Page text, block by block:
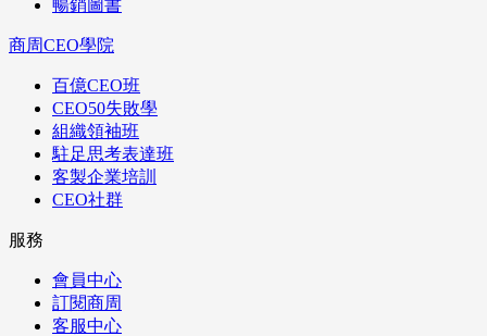
暢銷圖書
商周CEO學院
百億CEO班
CEO50失敗學
組織領袖班
駐足思考表達班
客製企業培訓
CEO社群
服務
會員中心
訂閱商周
客服中心